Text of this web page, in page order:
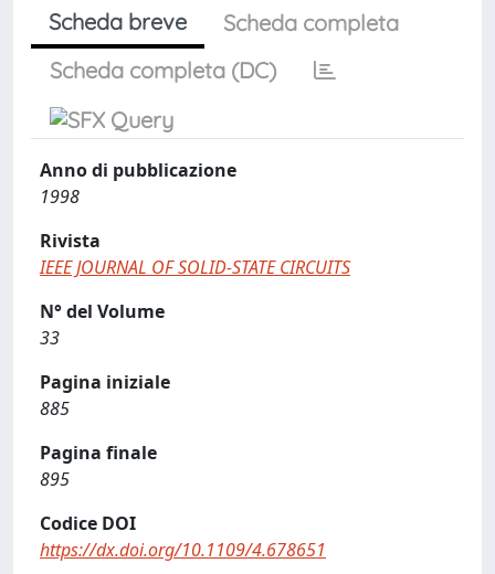
Scheda breve
Scheda completa
Scheda completa (DC)
Anno di pubblicazione
1998
Rivista
IEEE JOURNAL OF SOLID-STATE CIRCUITS
N° del Volume
33
Pagina iniziale
885
Pagina finale
895
Codice DOI
https://dx.doi.org/10.1109/4.678651